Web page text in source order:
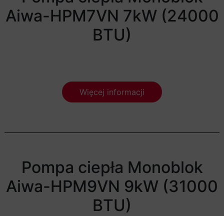
Aiwa-HPM7VN 7kW (24000
BTU)
Więcej informacji
Pompa ciepła Monoblok
Aiwa-HPM9VN 9kW (31000
BTU)